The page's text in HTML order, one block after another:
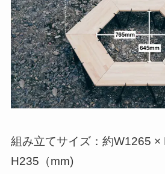
組み立てサイズ：約W1265 ×
H235（mm)